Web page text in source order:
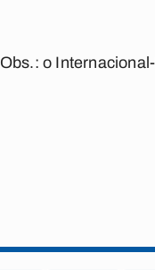
Obs.:o